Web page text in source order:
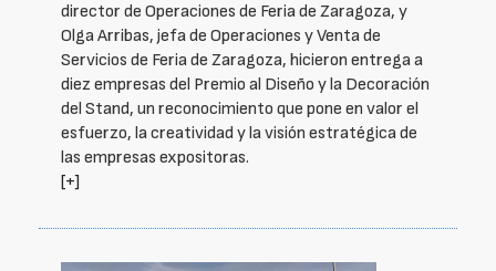
director de Operaciones de Feria de Zaragoza, y
Olga Arribas, jefa de Operaciones y Venta de
Servicios de Feria de Zaragoza, hicieron entrega a
diez empresas del Premio al Diseño y la Decoración
del Stand, un reconocimiento que pone en valor el
esfuerzo, la creatividad y la visión estratégica de
las empresas expositoras.
[+]